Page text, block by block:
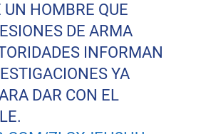
UN HOMBRE QUE
DE ARMA
INFORMAN
YA
DAR CON EL